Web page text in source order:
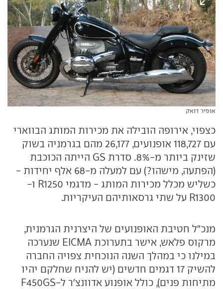
אופיר דואק
כצפוי, אירופה הובילה את מכירות המותג הבווארי
עם 118,727 אופנועים, 26,177 מהם בגרמניה בשוק
שזינק ביותר מ-8%. סדרת GS הייתה הכוכבת
(הפתעה, מישהו?) עם למעלה מ-68 אלף יחידות -
כשליש מכלל מכירות המותג - מדגמי R1250 ו-
R1300 על שתי גרסאותיהם העיקריות.
מנכ"ל חטיבת האופנועים של היצרנית הגרמנית,
מרקוס פלאש, אישר בתערוכת EICMA שנערכה
במילנו כי במהלך השנה הנוכחית צפויה החברה
להשיק 17 דגמים חדשים (יש להניח שחלקם יהיו
מתיחות פנים), כולל אופנוע אדוונצ'ר ל-F450GS